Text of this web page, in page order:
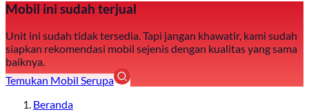
Mobil ini sudah terjual
Unit ini sudah tidak tersedia. Tapi jangan khawatir, kami sudah
siapkan rekomendasi mobil sejenis dengan kualitas yang sama
baiknya.
Temukan Mobil Serupa
Beranda